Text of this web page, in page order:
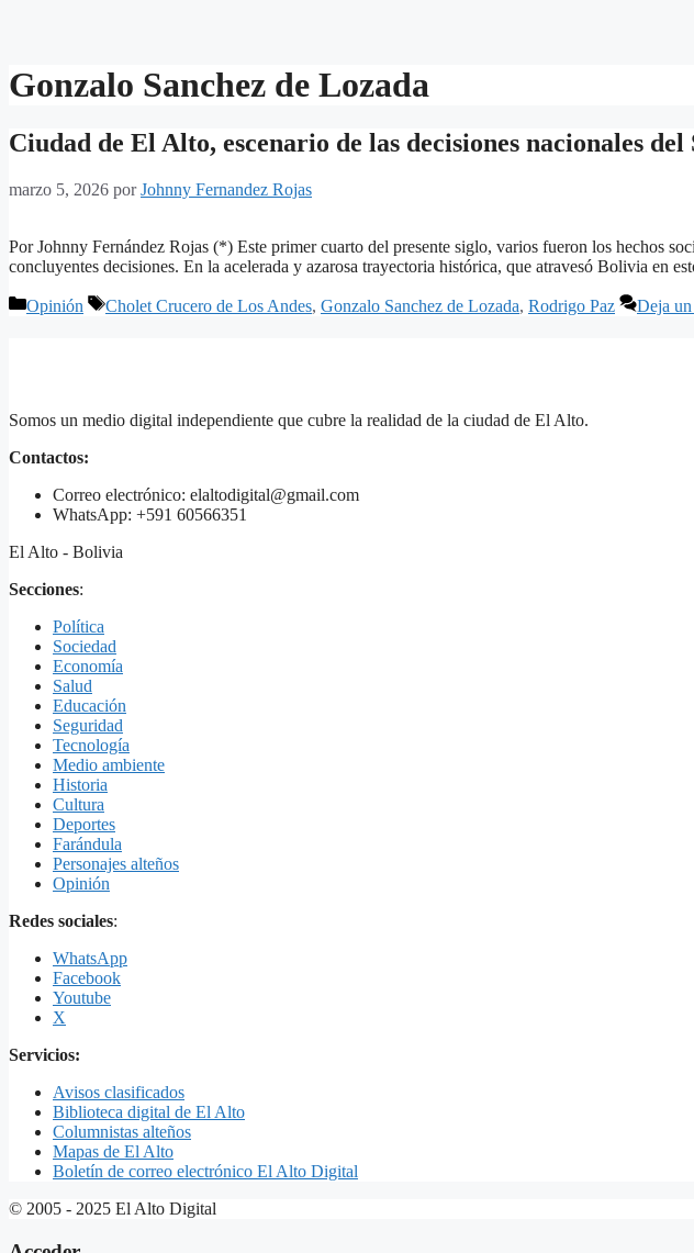
Gonzalo Sanchez de Lozada
Ciudad de El Alto, escenario de las decisiones nacionales
marzo 5, 2026 porJohnny Fernandez Rojas
Por Johnny Fernández Rojas (*) Este primer cuarto del presente siglo, varios fueron los hechos
concluyentes decisiones. En la acelerada y azarosa trayectoria histórica, que atravesó Bolivia en
Categorías
Opinión Etiquetas
Cholet Crucero de Los Andes, Gonzalo Sanchez de Lozada, Rodrigo Paz Deja
Somos un medio digital independiente que cubre la realidad de la ciudad de El Alto.
Contactos:
Correo electrónico: elaltodigital@gmail.com
WhatsApp: +591 60566351
El Alto - Bolivia
Secciones:
Política
Sociedad
Economía
Salud
Educación
Seguridad
Tecnología
Medio ambiente
Historia
Cultura
Deportes
Farándula
Personajes alteños
Opinión
Redes sociales:
WhatsApp
Facebook
Youtube
X
Servicios:
Avisos clasificados
Biblioteca digital de El Alto
Columnistas alteños
Mapas de El Alto
Boletín de correo electrónico El Alto Digital
© 2005 - 2025 El Alto Digital